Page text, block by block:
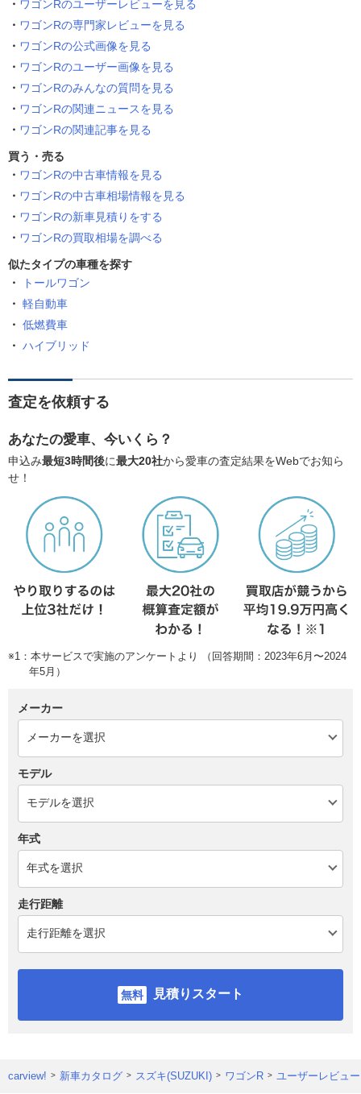
ワゴンRのユーザーレビューを見る
ワゴンRの専門家レビューを見る
ワゴンRの公式画像を見る
ワゴンRのユーザー画像を見る
ワゴンRのみんなの質問を見る
ワゴンRの関連ニュースを見る
ワゴンRの関連記事を見る
買う・売る
ワゴンRの中古車情報を見る
ワゴンRの中古車相場情報を見る
ワゴンRの新車見積りをする
ワゴンRの買取相場を調べる
似たタイプの車種を探す
トールワゴン
軽自動車
低燃費車
ハイブリッド
査定を依頼する
あなたの愛車、今いくら？
申込み最短3時間後に最大20社から愛車の査定結果をWebでお知ら
せ！
※1：本サービスで実施のアンケートより （回答期間：2023年6月〜2024
年5月）
メーカー
モデル
年式
走行距離
見積りスタート
carview! 新車カタログ スズキ(SUZUKI) ワゴンR ユーザーレビュ